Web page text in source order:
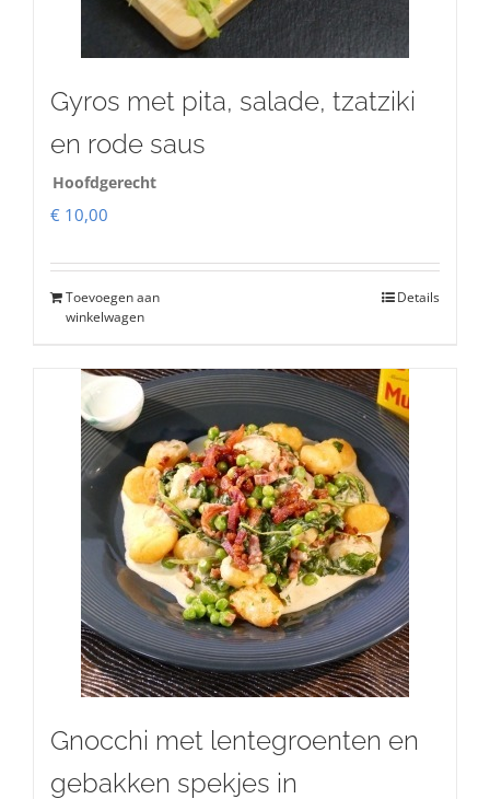
Gyros met pita, salade, tzatziki
en rode saus
Hoofdgerecht
€ 10,00
Toevoegen aan
winkelwagen
Details
Gnocchi met lentegroenten en
gebakken spekjes in